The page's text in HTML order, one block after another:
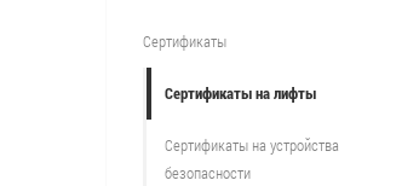
Сертификаты
Сертификаты на лифты
Сертификаты на устройства
безопасности